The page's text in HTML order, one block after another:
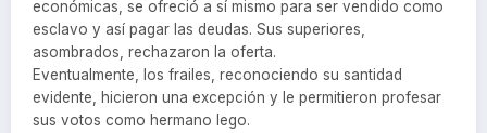
económicas, se ofreció a sí mismo para ser vendido como
esclavo y así pagar las deudas. Sus superiores,
asombrados, rechazaron la oferta.
Eventualmente, los frailes, reconociendo su santidad
evidente, hicieron una excepción y le permitieron profesar
sus votos como hermano lego.